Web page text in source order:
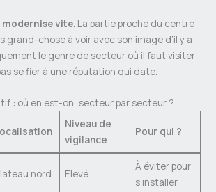
modernise vite. La partie proche du centre
grand-chose à voir avec son image d’il y a
le genre de secteur où il faut visiter
se fier à une réputation qui date.
: où en est-on, secteur par secteur ?
Niveau de
vigilance
Pour qui ?
nord Élevé
À éviter pour
s’installer